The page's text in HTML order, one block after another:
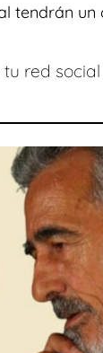
tendrán un
red